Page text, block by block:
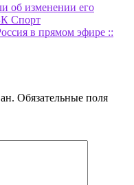
об изменении его
Спорт
в прямом эфире ::
Обязательные поля